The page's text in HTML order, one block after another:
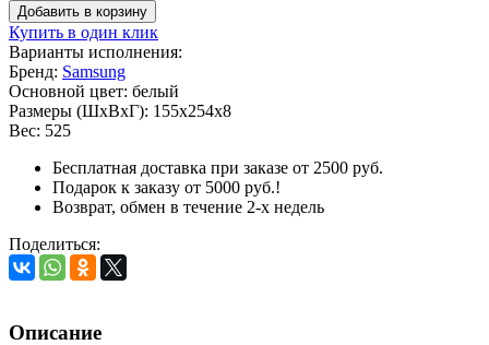
Добавить в корзину
Купить в один клик
Варианты исполнения:
Бренд: Samsung
Основной цвет: белый
Размеры (ШхВхГ): 155x254x8
Вес: 525
Бесплатная доставка при заказе от 2500 руб.
Подарок к заказу от 5000 руб.!
Возврат, обмен в течение 2-х недель
Поделиться:
Описание